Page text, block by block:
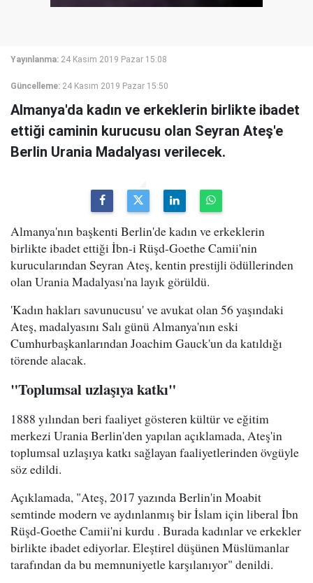
Yayınlanma: 24 Kasım 2019 Pazar 15:08
Güncelleme: 24 Kasım 2019 Pazar 15:50
Almanya'da kadın ve erkeklerin birlikte ibadet
ettiği caminin kurucusu olan Seyran Ateş'e
Berlin Urania Madalyası verilecek.
Almanya'nın başkenti Berlin'de kadın ve erkeklerin
birlikte ibadet ettiği İbn-i Rüşd-Goethe Camii'nin
kurucularından Seyran Ateş, kentin prestijli ödüllerinden
olan Urania Madalyası'na layık görüldü.
'Kadın hakları savunucusu' ve avukat olan 56 yaşındaki
Ateş, madalyasını Salı günü Almanya'nın eski
Cumhurbaşkanlarından Joachim Gauck'un da katıldığı
törende alacak.
"Toplumsal uzlaşıya katkı"
1888 yılından beri faaliyet gösteren kültür ve eğitim
merkezi Urania Berlin'den yapılan açıklamada, Ateş'in
toplumsal uzlaşıya katkı sağlayan faaliyetlerinden övgüyle
söz edildi.
Açıklamada, "Ateş, 2017 yazında Berlin'in Moabit
semtinde modern ve aydınlanmış bir İslam için liberal İbn
Rüşd-Goethe Camii'ni kurdu . Burada kadınlar ve erkekler
birlikte ibadet ediyorlar. Eleştirel düşünen Müslümanlar
tarafından da bu memnuniyetle karşılanıyor" denildi.